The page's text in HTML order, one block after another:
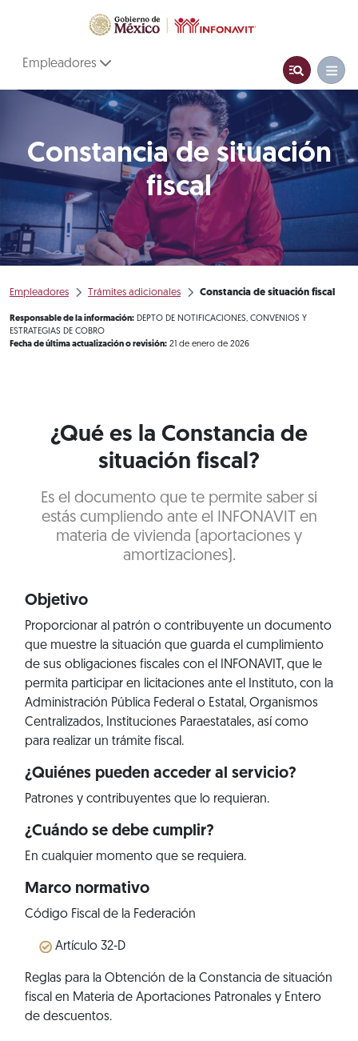
Empleadores
Constancia de situación
fiscal
Empleadores Trámites adicionales Constancia de situación fiscal
Responsable de la información: DEPTO DE NOTIFICACIONES, CONVENIOS Y
ESTRATEGIAS DE COBRO
Fecha de última actualización o revisión: 21 de enero de 2026
¿Qué es la Constancia de
situación fiscal?
Es el documento que te permite saber si
estás cumpliendo ante el INFONAVIT en
materia de vivienda (aportaciones y
amortizaciones).
Objetivo
Proporcionar al patrón o contribuyente un documento
que muestre la situación que guarda el cumplimiento
de sus obligaciones fiscales con el INFONAVIT, que le
permita participar en licitaciones ante el Instituto, con la
Administración Pública Federal o Estatal, Organismos
Centralizados, Instituciones Paraestatales, así como
para realizar un trámite fiscal.
¿Quiénes pueden acceder al servicio?
Patrones y contribuyentes que lo requieran.
¿Cuándo se debe cumplir?
En cualquier momento que se requiera.
Marco normativo
Código Fiscal de la Federación
Artículo 32-D
Reglas para la Obtención de la Constancia de situación
fiscal en Materia de Aportaciones Patronales y Entero
de descuentos.